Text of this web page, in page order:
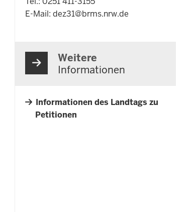
E-Mail: dez31@brms.nrw.de
Weitere
Informationen
Informationen des Landtags zu
Petitionen